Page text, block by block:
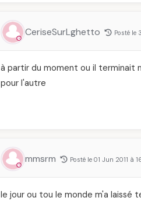
CeriseSurLghetto Posté le
à partir du moment ou il terminait
pour l'autre
mmsrm Posté le 01 Jun 2011 à
le jour ou tou le monde m'a laissé